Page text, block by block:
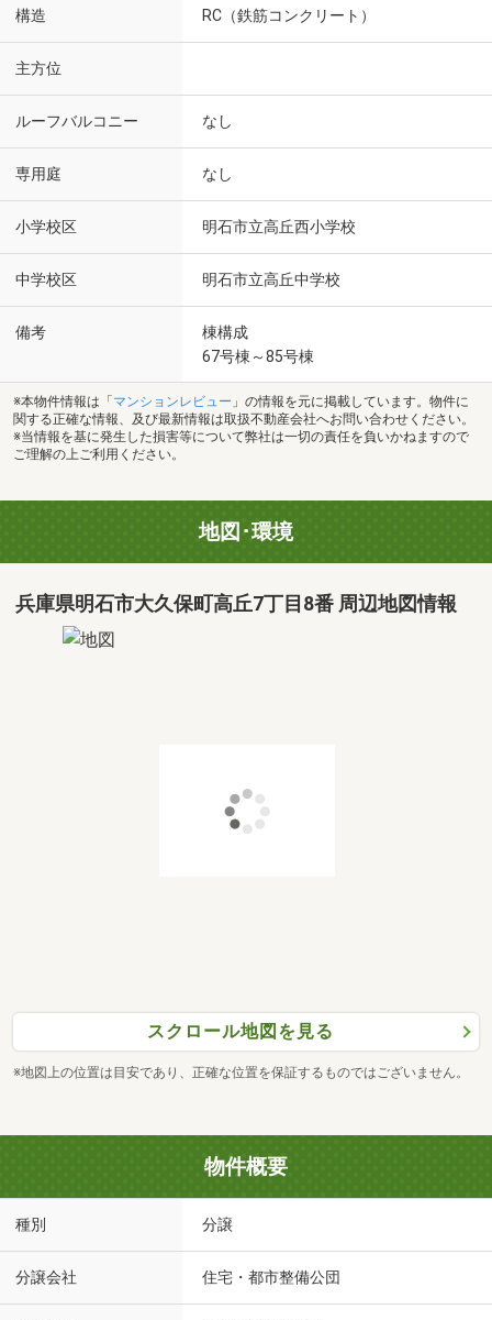
構造 RC（鉄筋コンクリート）
主方位
ルーフバルコニー なし
専用庭 なし
小学校区 明石市立高丘西小学校
中学校区 明石市立高丘中学校
備考
棟構成
67号棟～85号棟
※本物件情報は「 マンションレビュー 」の情報を元に掲載しています。物件に
関する正確な情報、及び最新情報は取扱不動産会社へお問い合わせください。
※当情報を基に発生した損害等について弊社は一切の責任を負いかねますので
ご理解の上ご利用ください。
地図･環境
兵庫県明石市大久保町高丘7丁目8番 周辺地図情報
スクロール地図を見る
※地図上の位置は目安であり、正確な位置を保証するものではございません。
物件概要
種別 分譲
分譲会社 住宅・都市整備公団